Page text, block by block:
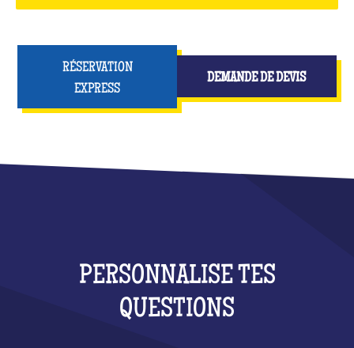
RÉSERVATION
EXPRESS
DEMANDE DE DEVIS
PERSONNALISE TES
QUESTIONS